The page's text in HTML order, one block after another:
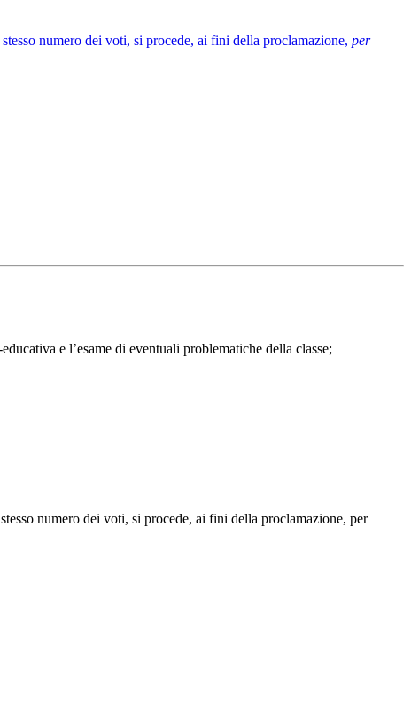
numero dei voti, si procede, ai fini della proclamazione, per
e l’esame di eventuali problematiche della classe;
numero dei voti, si procede, ai fini della proclamazione, per